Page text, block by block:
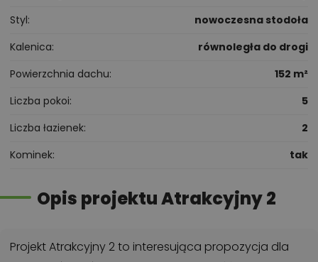
Styl
nowoczesna stodoła
Kalenica
równoległa do drogi
Powierzchnia dachu
152 m²
Liczba pokoi
5
Liczba łazienek
2
Kominek
tak
Opis projektu Atrakcyjny 2
Projekt Atrakcyjny 2 to interesująca propozycja dla